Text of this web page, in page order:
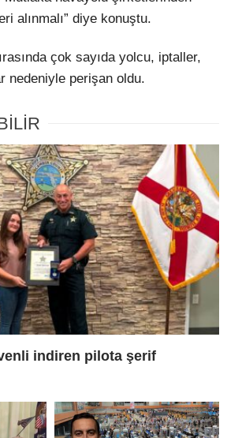
alınmalı” diye konuştu.
çok sayıda yolcu, iptaller,
nedeniyle perişan oldu.
indiren pilota şerif